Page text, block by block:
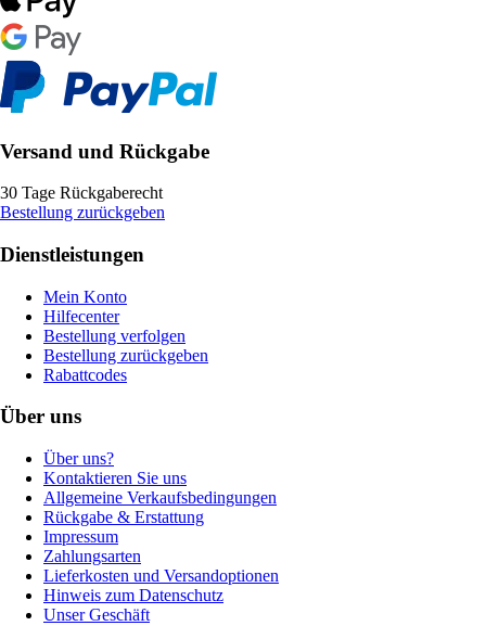
Versand und Rückgabe
30 Tage Rückgaberecht
Bestellung zurückgeben
Dienstleistungen
Mein Konto
Hilfecenter
Bestellung verfolgen
Bestellung zurückgeben
Rabattcodes
Über uns
Über uns?
Kontaktieren Sie uns
Allgemeine Verkaufsbedingungen
Rückgabe & Erstattung
Impressum
Zahlungsarten
Lieferkosten und Versandoptionen
Hinweis zum Datenschutz
Unser Geschäft